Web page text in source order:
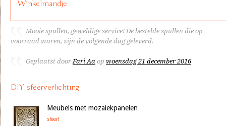
Winkelmandje
Mooie spullen, geweldige service! De bestelde spullen die op
voorraad waren, zijn de volgende dag geleverd.
Geplaatst doorFari Aa op woensdag 21 december 2016
DIY sfeerverlichting
Meubels met mozaiekpanelen
sfeer!